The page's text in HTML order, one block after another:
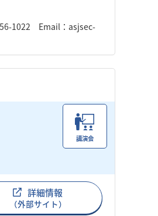
1022 Email：asjsec-
講演会
詳細情報
（外部サイト）